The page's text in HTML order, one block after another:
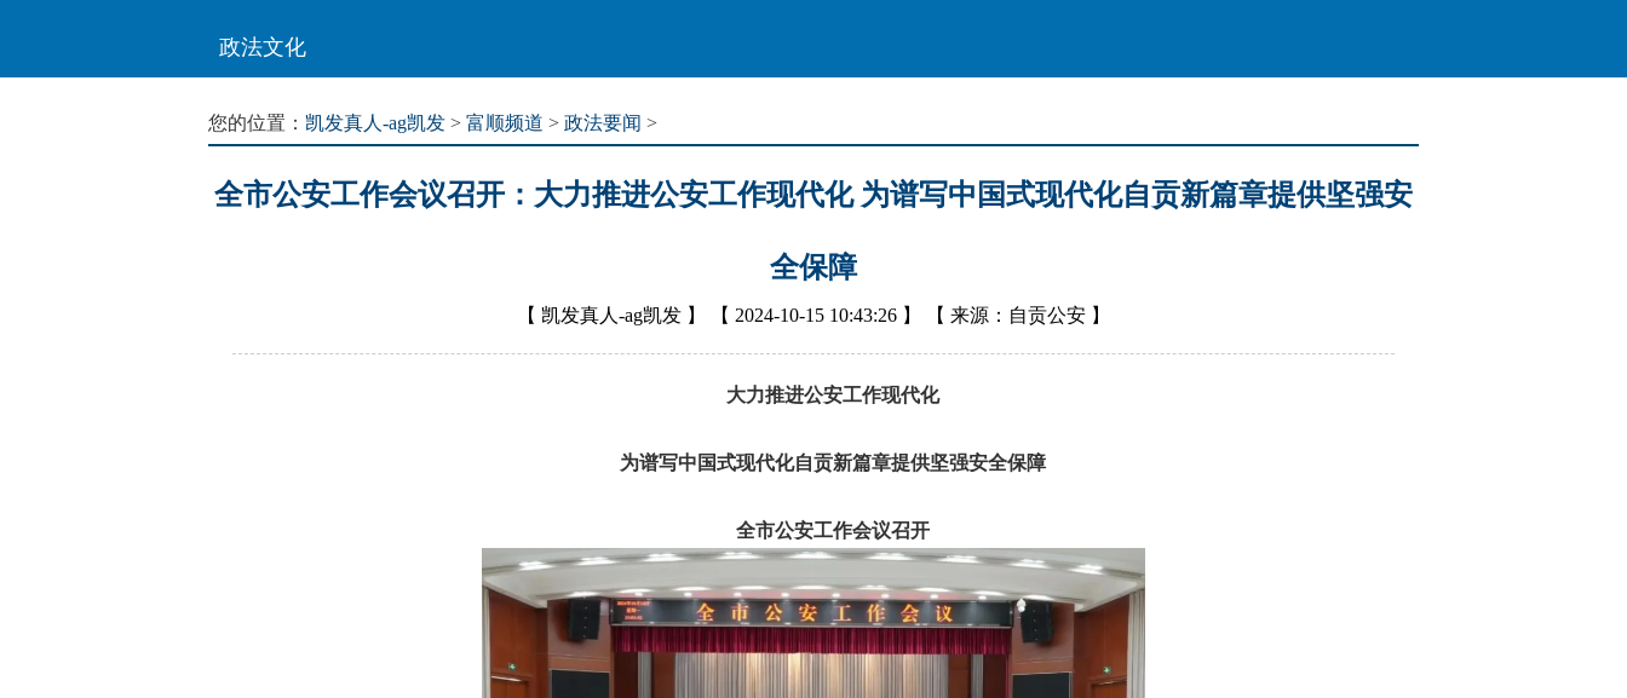
政法文化
您的位置： 凯发真人-ag凯发 > 富顺频道 > 政法要闻 >
全市公安工作会议召开：大力推进公安工作现代化 为谱写中国式现代化自贡新篇章提供坚强安
全保障
【 凯发真人-ag凯发 】 【 2024-10-15 10:43:26 】 【 来源：自贡公安 】
大力推进公安工作现代化
为谱写中国式现代化自贡新篇章提供坚强安全保障
全市公安工作会议召开